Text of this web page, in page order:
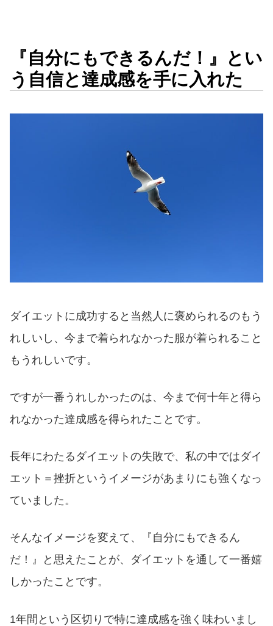
『自分にもできるんだ！』とい
う自信と達成感を手に入れた
ダイエットに成功すると当然人に褒められるのもう
れしいし、今まで着られなかった服が着られること
もうれしいです。
ですが一番うれしかったのは、今まで何十年と得ら
れなかった達成感を得られたことです。
長年にわたるダイエットの失敗で、私の中ではダイ
エット＝挫折というイメージがあまりにも強くなっ
ていました。
そんなイメージを変えて、『自分にもできるん
だ！』と思えたことが、ダイエットを通して一番嬉
しかったことです。
1年間という区切りで特に達成感を強く味わいまし